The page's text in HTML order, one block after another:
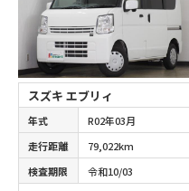
スズキ エブリィ
年式
R02年03月
走行距離
79,022km
検査期限
令和10/03